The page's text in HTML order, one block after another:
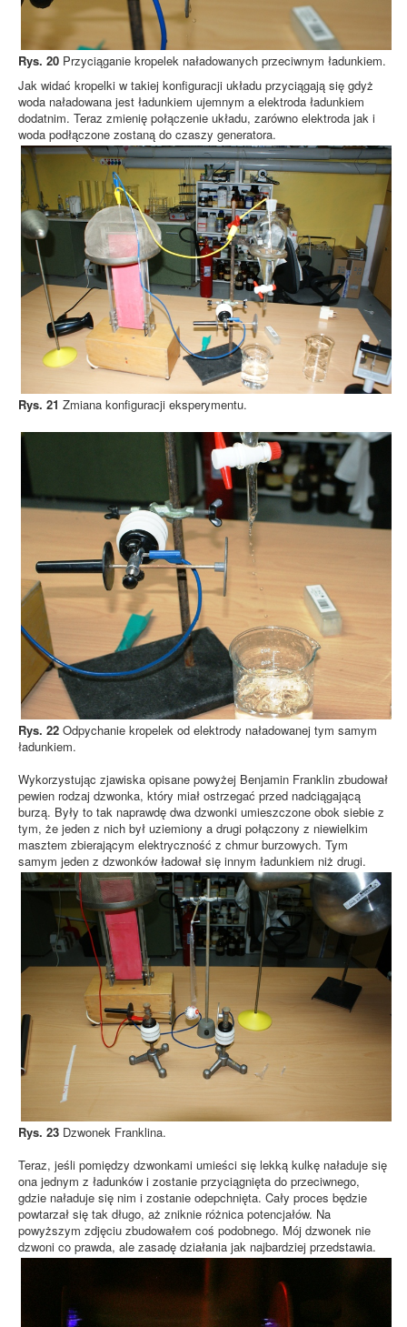
Rys. 20 Przyciąganie kropelek naładowanych przeciwnym ładunkiem.
Jak widać kropelki w takiej konfiguracji układu przyciągają się gdyż
woda naładowana jest ładunkiem ujemnym a elektroda ładunkiem
dodatnim. Teraz zmienię połączenie układu, zarówno elektroda jak i
woda podłączone zostaną do czaszy generatora.
Rys. 21 Zmiana konfiguracji eksperymentu.
Rys. 22 Odpychanie kropelek od elektrody naładowanej tym samym
ładunkiem.
Wykorzystując zjawiska opisane powyżej Benjamin Franklin zbudował
pewien rodzaj dzwonka, który miał ostrzegać przed nadciągającą
burzą. Były to tak naprawdę dwa dzwonki umieszczone obok siebie z
tym, że jeden z nich był uziemiony a drugi połączony z niewielkim
masztem zbierającym elektryczność z chmur burzowych. Tym
samym jeden z dzwonków ładował się innym ładunkiem niż drugi.
Rys. 23 Dzwonek Franklina.
Teraz, jeśli pomiędzy dzwonkami umieści się lekką kulkę naładuje się
ona jednym z ładunków i zostanie przyciągnięta do przeciwnego,
gdzie naładuje się nim i zostanie odepchnięta. Cały proces będzie
powtarzał się tak długo, aż zniknie różnica potencjałów. Na
powyższym zdjęciu zbudowałem coś podobnego. Mój dzwonek nie
dzwoni co prawda, ale zasadę działania jak najbardziej przedstawia.